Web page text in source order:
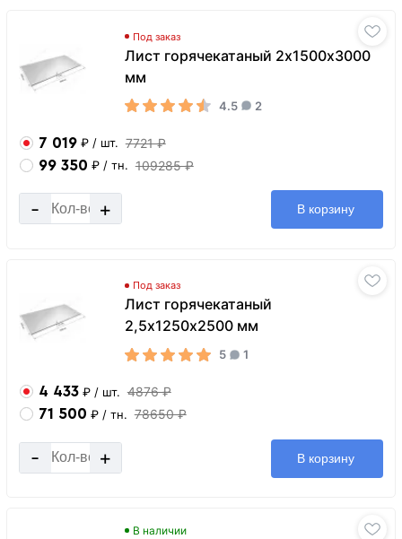
Под заказ
Лист горячекатаный 2х1500х3000
мм
4.5 2
7 019 ₽ / шт. 7721 ₽
99 350 ₽ / тн. 109285 ₽
- + В корзину
Под заказ
Лист горячекатаный
2,5х1250х2500 мм
5 1
4 433 ₽ / шт. 4876 ₽
71 500 ₽ / тн. 78650 ₽
- + В корзину
В наличии